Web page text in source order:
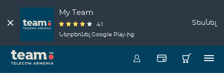
My Team
4.1
Ներբեռնել Google Play-ից
Տեսնել